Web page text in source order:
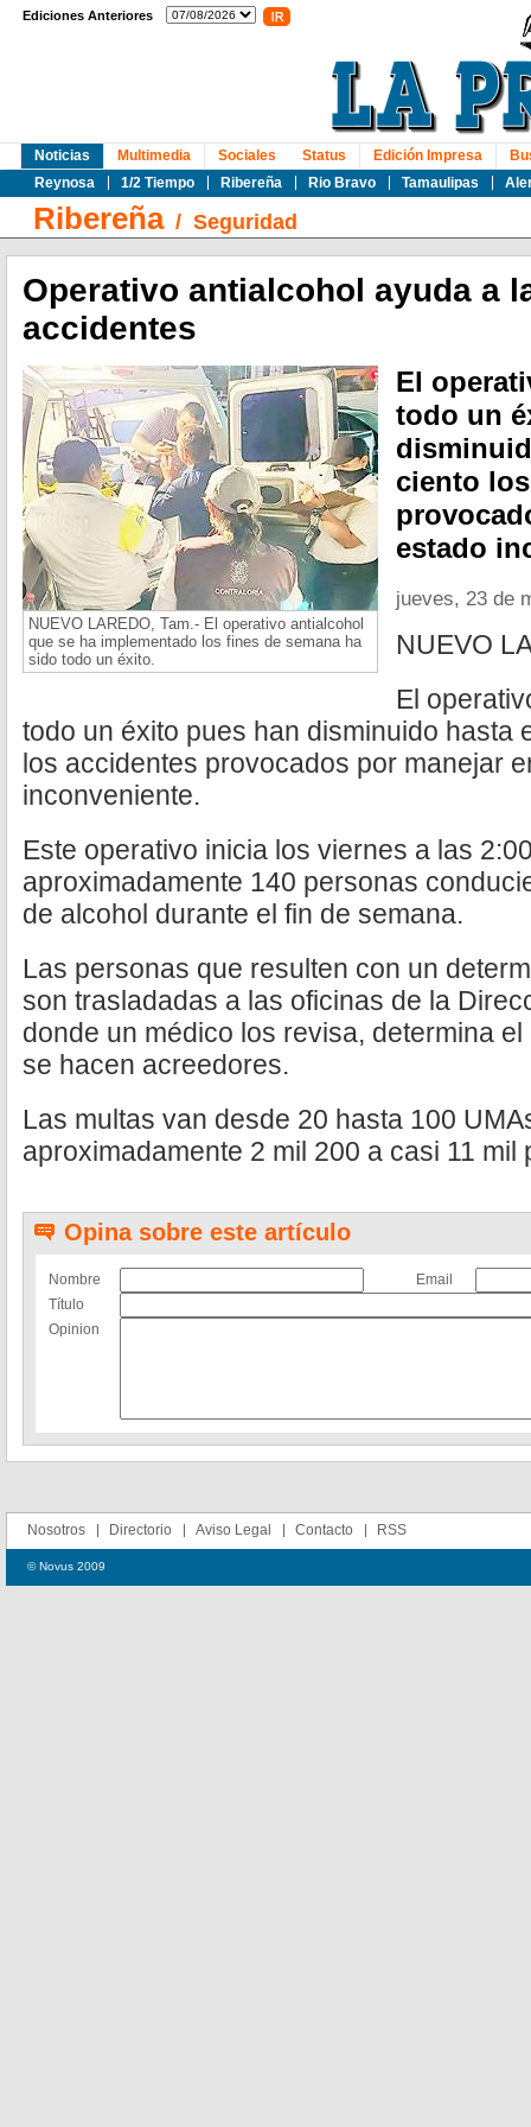
Ediciones Anteriores
Noticias
Reynosa
1/2 Tiempo Ribereña Rio Bravo Tamaulipas
Multimedia Sociales Status Edición Impresa
Ribereña/ Seguridad
Operativo antialcohol ayuda a
accidentes
NUEVO LAREDO, Tam.- El operativo antialcohol
que se ha implementado los fines de semana ha
sido todo un éxito.
El
todo un
ciento
estado
jueves, 23 de
NUEVO
El
todo un éxito pues han disminuido hasta
los accidentes provocados por manejar
inconveniente.
Este operativo inicia los viernes a las
aproximadamente 140 personas
de alcohol durante el fin de semana.
Las personas que resulten con un
son trasladadas a las oficinas de la
donde un médico los revisa, determina
se hacen acreedores.
Las multas van desde 20 hasta 100
aproximadamente 2 mil 200 a casi 11 mil
Opina sobre este artículo
Nombre
Email
Título
Opinion
Nosotros Directorio Aviso Legal Contacto RSS
© Novus 2009